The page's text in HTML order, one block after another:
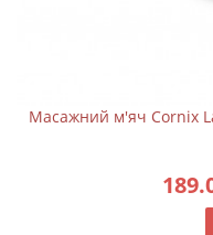
Масажний м'яч Cornix